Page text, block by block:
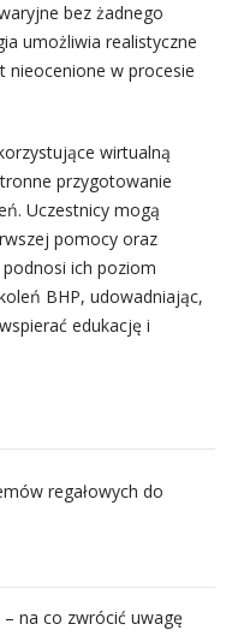
bez żadnego
umożliwia realistyczne
nieocenione w procesie
wirtualną
przygotowanie
Uczestnicy mogą
pomocy oraz
ich poziom
BHP, udowadniając,
edukację i
regałowych do
na co zwrócić uwagę